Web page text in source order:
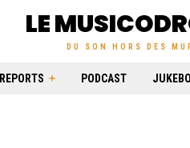
LE
DU SON HORS DES
PODCAST